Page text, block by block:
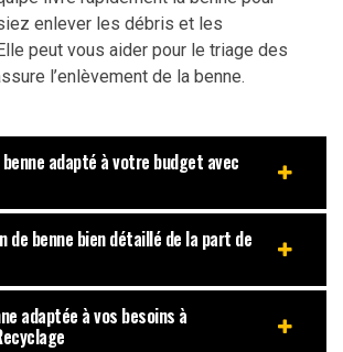
enlever les débris et les
peut vous aider pour le triage des
l’enlèvement de la benne.
adapté à votre budget avec
de benne bien détaillé de la part de
adaptée à vos besoins à